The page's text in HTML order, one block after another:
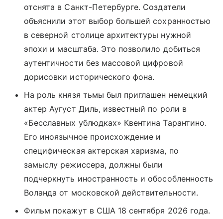
отснята в Санкт-Петербурге. Создатели
объяснили этот выбор большей сохранностью
в северной столице архитектуры нужной
эпохи и масштаба. Это позволило добиться
аутентичности без массовой цифровой
дорисовки исторического фона.
На роль князя тьмы был приглашен немецкий
актер Аугуст Диль, известный по роли в
«Бесславных ублюдках» Квентина Тарантино.
Его иноязычное происхождение и
специфическая актерская харизма, по
замыслу режиссера, должны были
подчеркнуть иностранность и обособленность
Воланда от московской действительности.
Фильм покажут в США 18 сентября 2026 года.